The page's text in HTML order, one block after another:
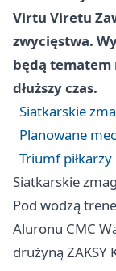
Virtu Viretu
zwycięstwa.
będą tematem
dłuższy czas.
Siatkarskie
Planowane
Triumf
Siatkarskie
Pod wodzą
Aluronu CMC
drużyną ZAKSY